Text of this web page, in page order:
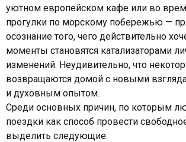
уютном европейском кафе или во
прогулки по морскому побережью —
осознание того, чего действительно
моменты становятся катализаторами
изменений. Неудивительно, что
возвращаются домой с новыми
и духовным опытом.
Среди основных причин, по которым
поездки как способ провести
выделить следующие: